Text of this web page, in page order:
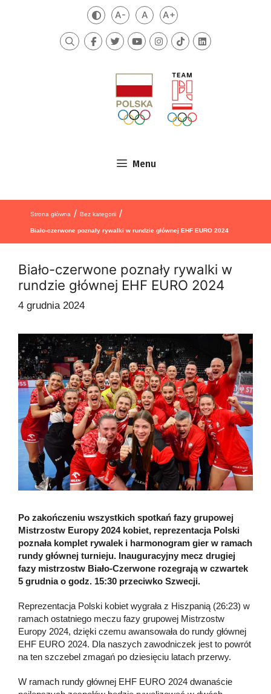
Zmień kontrast
A-Mniejsza czcionka
ADomyślna czcionka
A+Większa czcionka
Szukaj
Menu
Strona główna / Bez kategorii /
Biało-czerwone poznały rywalki w rundzie głównej EHF EURO 2024
Biało-czerwone poznały rywalki w
rundzie głównej EHF EURO 2024
4 grudnia 2024
Po zakończeniu wszystkich spotkań fazy grupowej
Mistrzostw Europy 2024 kobiet, reprezentacja Polski
poznała komplet rywalek i harmonogram gier w ramach
rundy głównej turnieju. Inauguracyjny mecz drugiej
fazy mistrzostw Biało-Czerwone rozegrają w czwartek
5 grudnia o godz. 15:30 przeciwko Szwecji.
Reprezentacja Polski kobiet wygrała z Hiszpanią (26:23) w
ramach ostatniego meczu fazy grupowej Mistrzostw
Europy 2024, dzięki czemu awansowała do rundy głównej
EHF EURO 2024. Dla naszych zawodniczek jest to powrót
na ten szczebel zmagań po dziesięciu latach przerwy.
W ramach rundy głównej EHF EURO 2024 dwanaście